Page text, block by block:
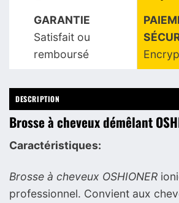
GARANTIE
Satisfait ou
remboursé
DESCRIPTION
Brosse à cheveux démêlant
Caractéristiques:
Brosse à cheveux OSHIONER
professionnel. Convient aux